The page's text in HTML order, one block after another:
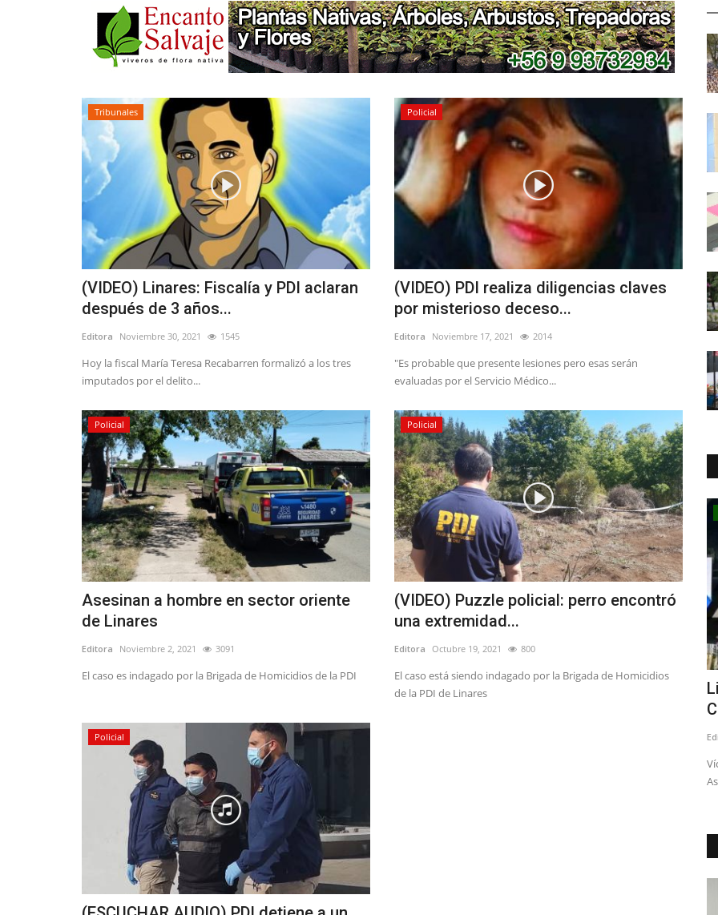
Tribunales
(VIDEO) Linares: Fiscalía y PDI aclaran
después de 3 años...
Editora Noviembre 30, 2021 1545
Hoy la fiscal María Teresa Recabarren formalizó a los tres
imputados por el delito...
Policial
(VIDEO) PDI realiza diligencias claves
por misterioso deceso...
Editora Noviembre 17, 2021 2014
"Es probable que presente lesiones pero esas serán
evaluadas por el Servicio Médico...
Policial
Asesinan a hombre en sector oriente
de Linares
Editora Noviembre 2, 2021 3091
El caso es indagado por la Brigada de Homicidios de la PDI
Policial
(VIDEO) Puzzle policial: perro encontró
una extremidad...
Editora Octubre 19, 2021 800
El caso está siendo indagado por la Brigada de Homicidios
de la PDI de Linares
Policial
Deporte
(VIDEO) Los albirrojos apoyarán a la
Editora 301
Deportes Linares destinará parte de la recaudación del
partido que disputará ante...
Espectáculos
Llega el Tomo IV de las “Las Crónicas